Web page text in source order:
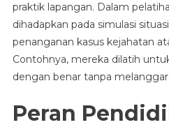
praktik lapangan. Dalam
dihadapkan pada simulasi
penanganan kasus kejahatan
Contohnya, mereka dilatih
dengan benar tanpa melanggar
Peran